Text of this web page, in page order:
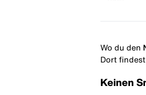
Wo du den
Dort
Keinen